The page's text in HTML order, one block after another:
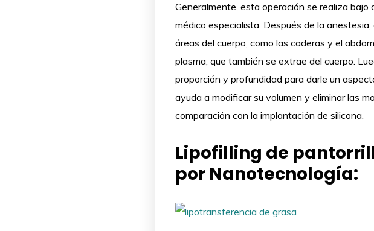
Generalmente, esta operación se realiza
médico especialista. Después de la
áreas del cuerpo, como las caderas y el
plasma, que también se extrae del cuerpo.
proporción y profundidad para darle un
ayuda a modificar su volumen y eliminar las
comparación con la implantación de silicona.
Lipofilling de
por Nanotecnología: